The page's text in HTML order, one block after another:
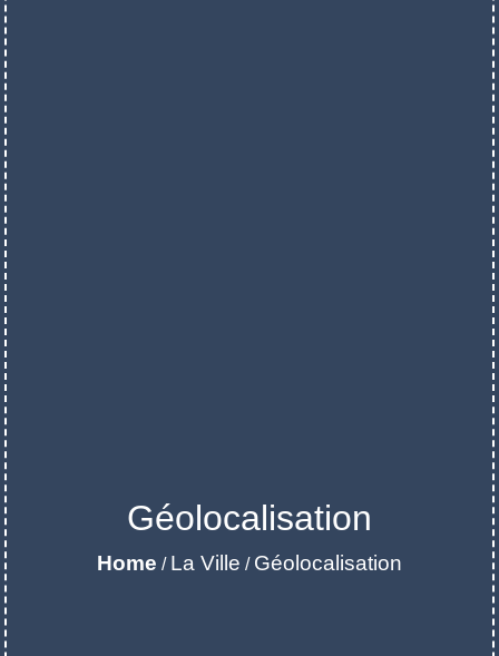
Géolocalisation
Home / La Ville / Géolocalisation